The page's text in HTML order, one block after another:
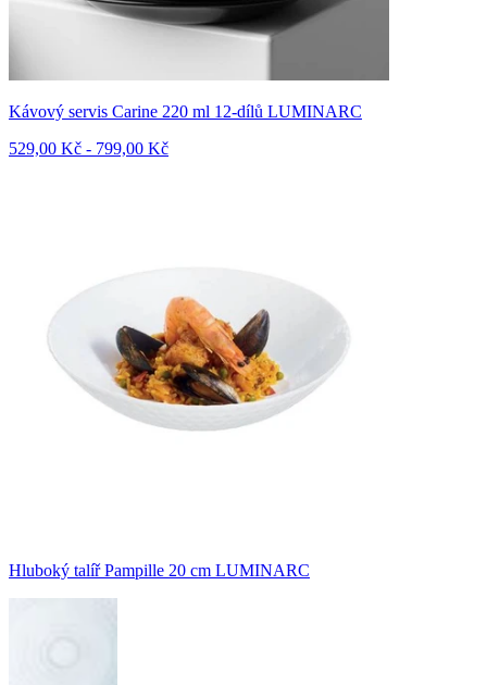
Kávový servis Carine 220 ml 12-dílů LUMINARC
529,00 Kč - 799,00 Kč
Hluboký talíř Pampille 20 cm LUMINARC